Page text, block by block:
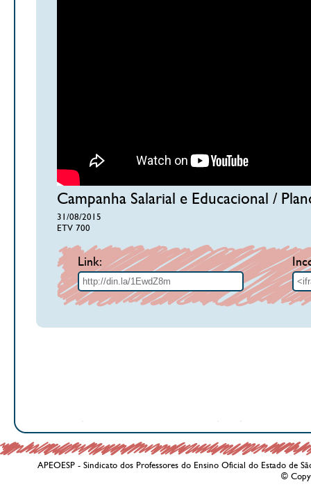
Campanha Salarial e Educacional /
31/08/2015
ETV 700
Link:
APEOESP - Sindicato dos Professores do Ensino Oficial do Estado de
©